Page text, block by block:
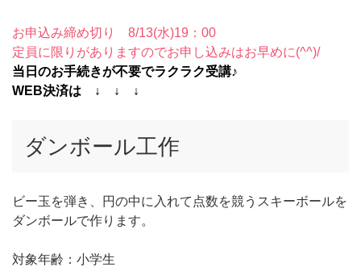
お申込み締め切り 8/13(水)19：00
定員に限りがありますのでお申し込みはお早めに(^^)/
当日のお手続きが不要でラクラク受講♪
WEB決済は ↓ ↓ ↓
ダンボール工作
ビー玉を弾き、円の中に入れて点数を競うスキーボールを
ダンボールで作ります。
対象年齢：小学生